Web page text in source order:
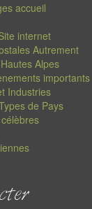
accueil
internet
Autrement
Alpes
importants
Industries
de Pays